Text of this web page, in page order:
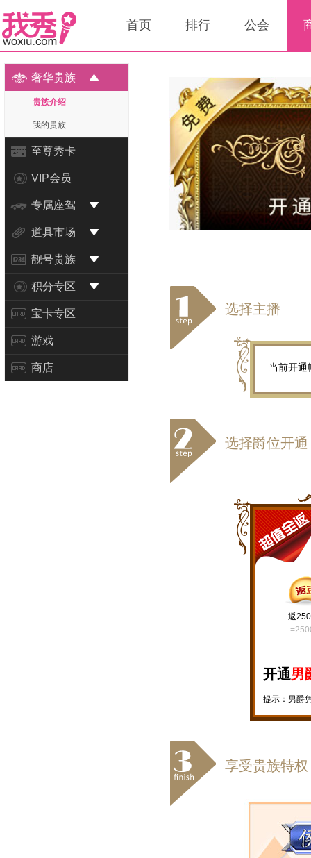
首页 排行 公会
奢华贵族
贵族介绍
我的贵族
至尊秀卡
VIP会员
专属座驾
道具市场
靓号贵族
积分专区
宝卡专区
游戏
商店
选择主播
当前开通
选择爵位开通
返
开通男
提示：男爵
享受贵族特权